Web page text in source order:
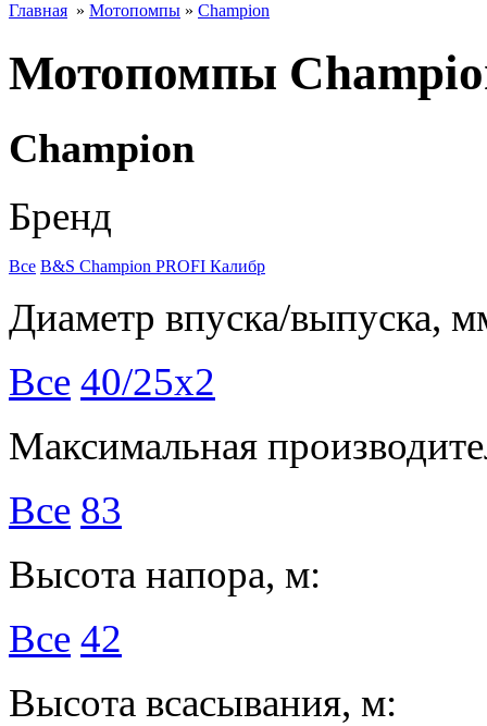
Главная » Мотопомпы » Champion
Мотопомпы
Champion
Бренд
Все B&S Champion PROFI Калибр
Диаметр впуска/выпуска,
Все 40/25х2
Максимальная
Все 83
Высота напора, м:
Все 42
Высота всасывания, м: